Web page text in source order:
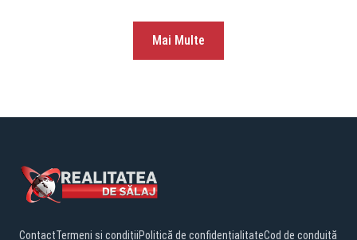
Mai Multe
ContactTermeni și condițiiPolitică de confidențialitateCod de conduită